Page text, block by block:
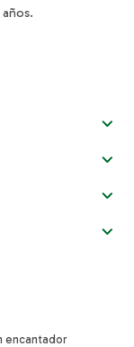
encantador